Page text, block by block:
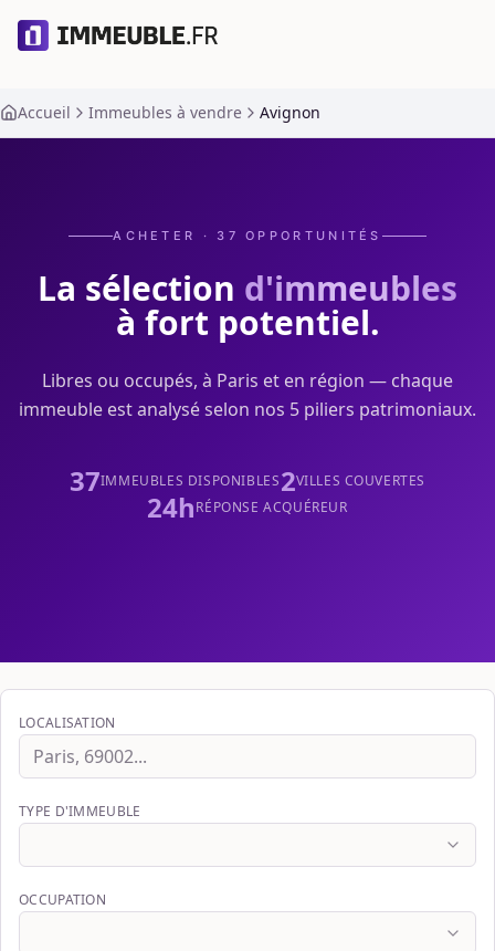
Accueil Immeubles à vendre Avignon
ACHETER · 37 OPPORTUNITÉS
La sélection d'immeubles
à fort potentiel.
Libres ou occupés, à Paris et en région — chaque
immeuble est analysé selon nos 5 piliers patrimoniaux.
37IMMEUBLES DISPONIBLES2VILLES COUVERTES
24hRÉPONSE ACQUÉREUR
LOCALISATION
TYPE D'IMMEUBLE
OCCUPATION